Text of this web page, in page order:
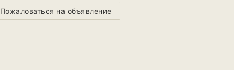
Пожаловаться на объявление